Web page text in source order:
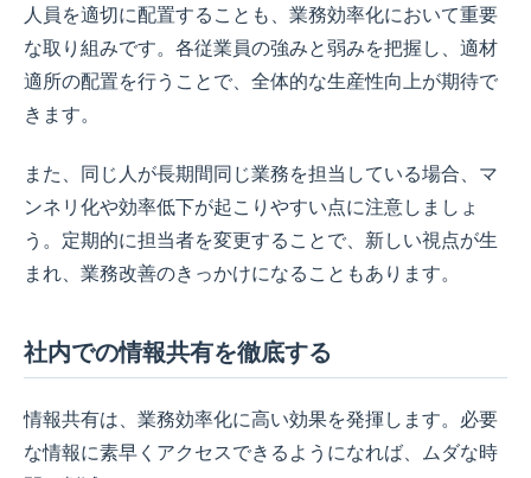
人員を適切に配置することも、業務効率化において重要
な取り組みです。各従業員の強みと弱みを把握し、適材
適所の配置を行うことで、全体的な生産性向上が期待で
きます。
また、同じ人が長期間同じ業務を担当している場合、マ
ンネリ化や効率低下が起こりやすい点に注意しましょ
う。定期的に担当者を変更することで、新しい視点が生
まれ、業務改善のきっかけになることもあります。
社内での情報共有を徹底する
情報共有は、業務効率化に高い効果を発揮します。必要
な情報に素早くアクセスできるようになれば、ムダな時